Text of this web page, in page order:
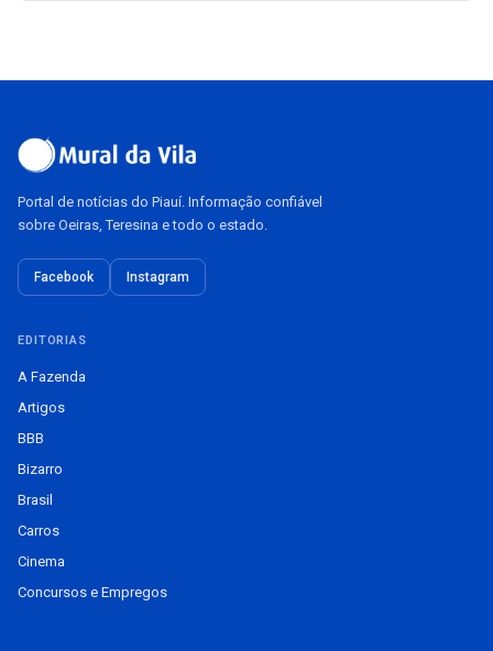
Portal de notícias do Piauí. Informação confiável
sobre Oeiras, Teresina e todo o estado.
Facebook Instagram
EDITORIAS
A Fazenda
Artigos
BBB
Bizarro
Brasil
Carros
Cinema
Concursos e Empregos